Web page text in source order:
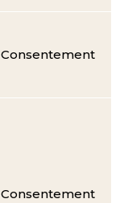
Consentement
Consentement